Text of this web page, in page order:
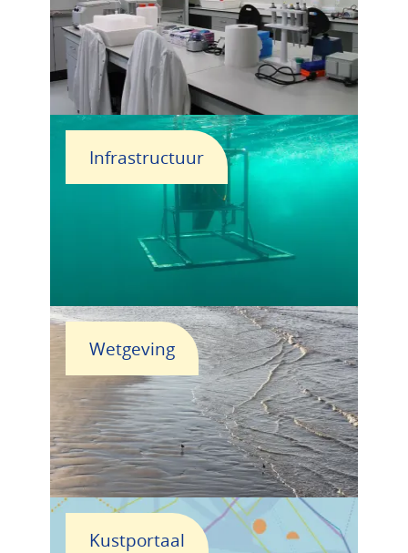
Infrastructuur
Wetgeving
Kustportaal